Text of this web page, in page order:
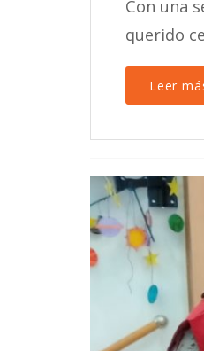
Con una
querido
Leer